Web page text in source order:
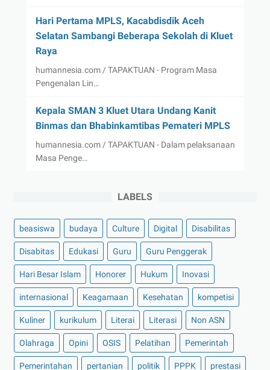
Hari Pertama MPLS, Kacabdisdik Aceh
Selatan Sambangi Beberapa Sekolah di Kluet
Raya
humannesia.com / TAPAKTUAN - Program Masa
Pengenalan Lin…
Kepala SMAN 3 Kluet Utara Undang Kanit
Binmas dan Bhabinkamtibas Pemateri MPLS
humannesia.com / TAPAKTUAN - Dalam pelaksanaan
Masa Penge…
LABELS
beasiswa budaya Culture Digital Disabilitas
Disabitas Edukasi Guru Guru Penggerak
Hari Besar Islam Honorer Hukum Inovasi
internasional Keagamaan Kesehatan kompetisi
Kuliner kurikulum Literai Literasi Non ASN
Olahraga Opini OSIS Pelatihan Pemerintah
Pemerintahan pertanian politik PPPK prestasi